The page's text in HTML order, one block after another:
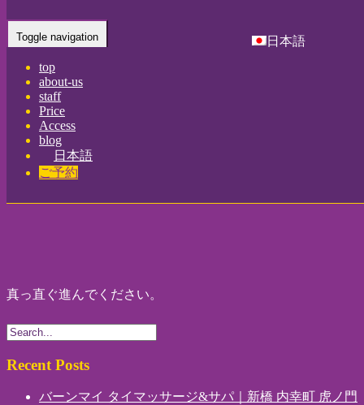
日本語
Toggle navigation
top
about-us
staff
Price
Access
blog
日本語
ご予約
Home - 真っ直…
真っ直ぐ進んでください。
Recent Posts
バーンマイ タイマッサージ&サパ｜新橋 内幸町 虎ノ門